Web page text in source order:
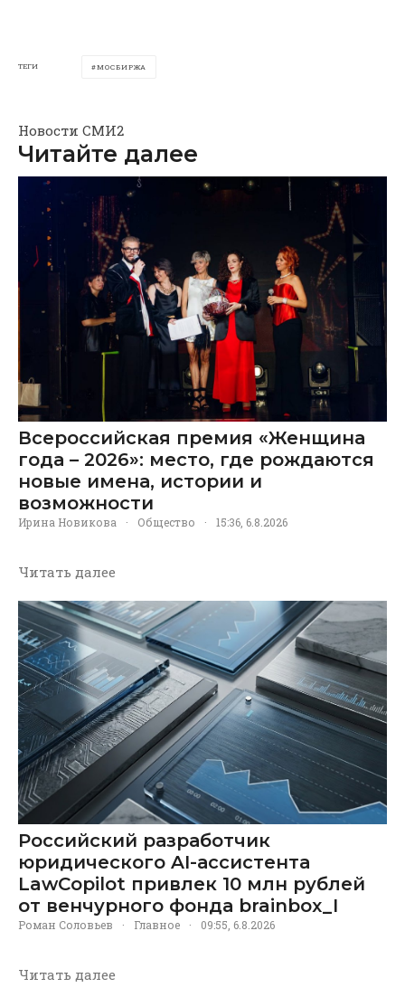
ТЕГИ МОСБИРЖА
Новости СМИ2
Читайте далее
Всероссийская премия «Женщина
года – 2026»: место, где рождаются
новые имена, истории и
возможности
Ирина Новикова · Общество · 15:36, 6.8.2026
Читать далее
Российский разработчик
юридического AI-ассистента
LawCopilot привлек 10 млн рублей
от венчурного фонда brainbox_I
Роман Соловьев · Главное · 09:55, 6.8.2026
Читать далее